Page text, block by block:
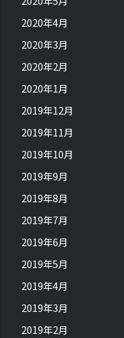
2020年4月
2020年3月
2020年2月
2020年1月
2019年12月
2019年11月
2019年10月
2019年9月
2019年8月
2019年7月
2019年6月
2019年5月
2019年4月
2019年3月
2019年2月